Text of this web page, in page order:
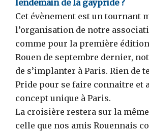
lendemain de la gaypride ?
Cet évènement est un tournant
l’organisation de notre
comme pour la première édition
Rouen de septembre dernier,
de s’implanter à Paris. Rien de
Pride pour se faire connaitre et
concept unique à Paris.
La croisière restera sur la
celle que nos amis Rouennais